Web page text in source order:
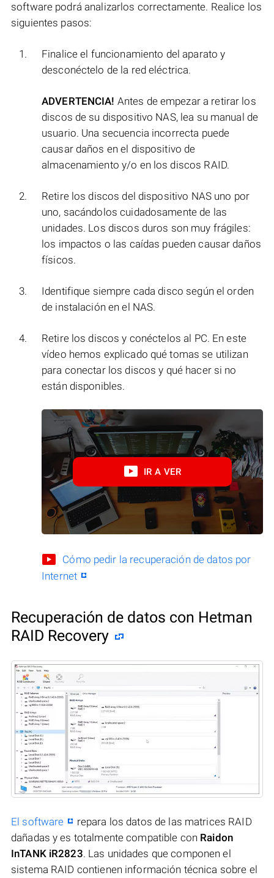
software podrá analizarlos correctamente. Realice los
siguientes pasos:
Finalice el funcionamiento del aparato y
desconéctelo de la red eléctrica.
ADVERTENCIA! Antes de empezar a retirar los
discos de su dispositivo NAS, lea su manual de
usuario. Una secuencia incorrecta puede
causar daños en el dispositivo de
almacenamiento y/o en los discos RAID.
Retire los discos del dispositivo NAS uno por
uno, sacándolos cuidadosamente de las
unidades. Los discos duros son muy frágiles:
los impactos o las caídas pueden causar daños
físicos.
Identifique siempre cada disco según el orden
de instalación en el NAS.
Retire los discos y conéctelos al PC. En este
vídeo hemos explicado qué tomas se utilizan
para conectar los discos y qué hacer si no
están disponibles.
IR A VER
Cómo pedir la recuperación de datos por
Internet
Recuperación de datos con Hetman
RAID Recovery
El software
repara los datos de las matrices RAID
dañadas y es totalmente compatible con Raidon
InTANK iR2823. Las unidades que componen el
sistema RAID contienen información técnica sobre el